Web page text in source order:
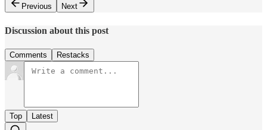
Previous
Next
Discussion about this post
Comments Restacks
Top Latest